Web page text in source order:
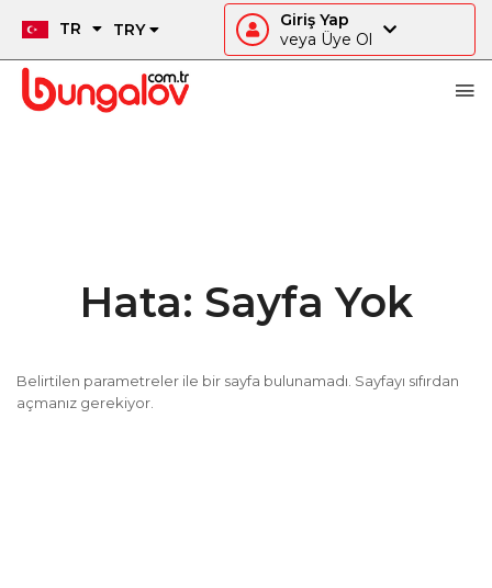
TR TRY
Giriş Yap
veya Üye Ol
Hata: Sayfa Yok
Belirtilen parametreler ile bir sayfa bulunamadı. Sayfayı sıfırdan
açmanız gerekiyor.